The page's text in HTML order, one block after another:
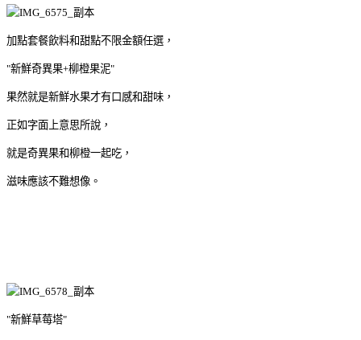
加點套餐飲料和甜點不限金額任選，
"新鮮奇異果+柳橙果泥"
果然就是新鮮水果才有口感和甜味，
正如字面上意思所說，
就是奇異果和柳橙一起吃，
滋味應該不難想像。
"新鮮草莓塔"